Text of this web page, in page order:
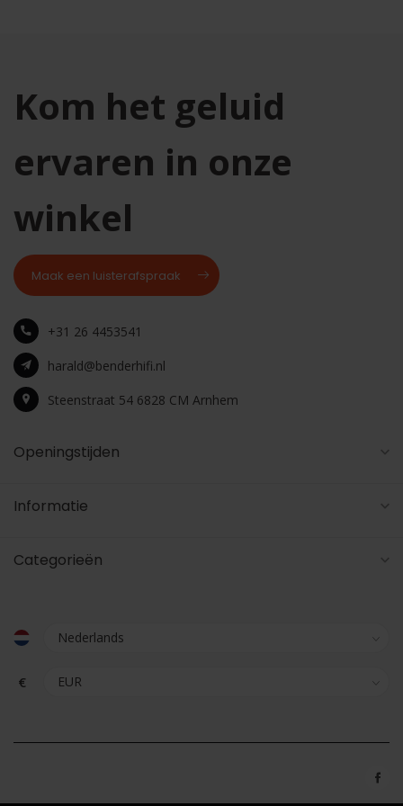
Kom het geluid
ervaren in onze
winkel
Maak een luisterafspraak
+31 26 4453541
harald@benderhifi.nl
Steenstraat 54 6828 CM Arnhem
Openingstijden
Informatie
Categorieën
€